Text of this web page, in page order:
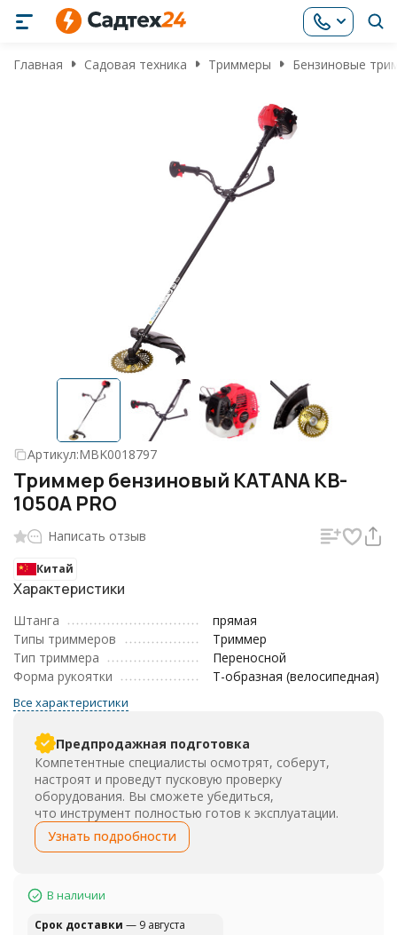
Главная Садовая техника Триммеры Бензиновые
Артикул:MBK0018797
Триммер бензиновый KATANA KB-
1050A PRO
Написать отзыв
Китай
Характеристики
Штанга
прямая
Типы триммеров
Триммер
Тип триммера
Переносной
Форма рукоятки
Т-образная (велосипедная)
Все характеристики
Предпродажная подготовка
Компетентные специалисты осмотрят, соберут,
настроят и проведут пусковую проверку
оборудования. Вы сможете убедиться,
что инструмент полностью готов к эксплуатации.
Узнать подробности
В наличии
Cрок доставки — 9 августа